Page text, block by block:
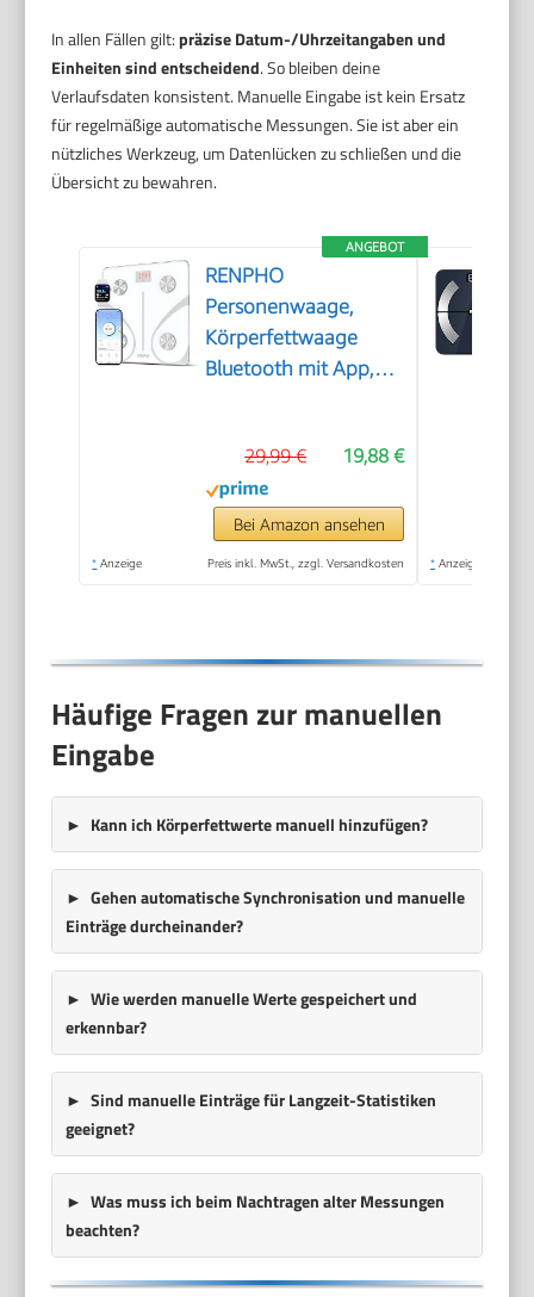
In allen Fällen gilt:präzise Datum-/Uhrzeitangaben und
Einheiten sind entscheidend. So bleiben deine
Verlaufsdaten konsistent. Manuelle Eingabe ist kein Ersatz
für regelmäßige automatische Messungen. Sie ist aber ein
nützliches Werkzeug, um Datenlücken zu schließen und die
Übersicht zu bewahren.
ANGEBOT
RENPHO
Personenwaage,
Körperfettwaage
Bluetooth mit App,
19,88 €
29,99 €
Bei Amazon ansehen
* Anzeige Preis inkl. MwSt., zzgl. Versandkosten * Anzeige
Häufige Fragen zur manuellen
Eingabe
Kann ich Körperfettwerte manuell hinzufügen?
Gehen automatische Synchronisation und manuelle
Einträge durcheinander?
Wie werden manuelle Werte gespeichert und
erkennbar?
Sind manuelle Einträge für Langzeit-Statistiken
geeignet?
Was muss ich beim Nachtragen alter Messungen
beachten?